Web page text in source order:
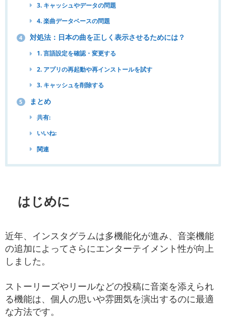
3. キャッシュやデータの問題
4. 楽曲データベースの問題
4 対処法：日本の曲を正しく表示させるためには？
1. 言語設定を確認・変更する
2. アプリの再起動や再インストールを試す
3. キャッシュを削除する
5 まとめ
共有:
いいね:
関連
はじめに
近年、インスタグラムは多機能化が進み、音楽機能
の追加によってさらにエンターテイメント性が向上
しました。
ストーリーズやリールなどの投稿に音楽を添えられ
る機能は、個人の思いや雰囲気を演出するのに最適
な方法です。